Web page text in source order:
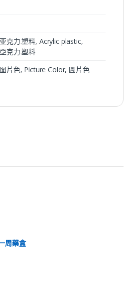
亚克力.塑料, Acrylic plastic,
亞克力.塑料
图片色, Picture Color, 圖片色
周藥盒